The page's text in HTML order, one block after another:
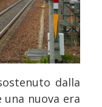
dalla
una nuova era